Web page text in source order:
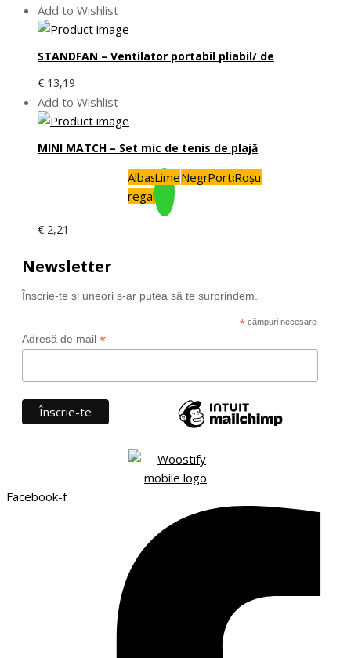
Add to Wishlist
STANDFAN – Ventilator portabil pliabil/ de
€ 13,19
Add to Wishlist
MINI MATCH – Set mic de tenis de plajă
Albastru
regal
LimeNegruPortocaliu
Roșu
€ 2,21
Newsletter
Înscrie-te și uneori s-ar putea să te surprindem.
* câmpuri necesare
Adresă de mail *
Facebook-f